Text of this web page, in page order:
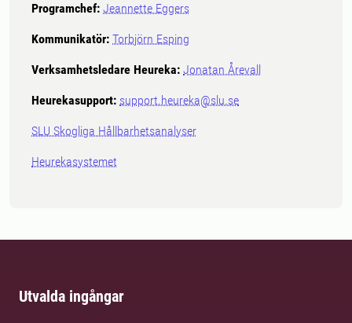
Programchef: Jeannette Eggers
Kommunikatör: Torbjörn Esping
Verksamhetsledare Heureka: Jonatan Årevall
Heurekasupport: support.heureka@slu.se
SLU Skogliga Hållbarhetsanalyser
Heurekasystemet
Utvalda ingångar